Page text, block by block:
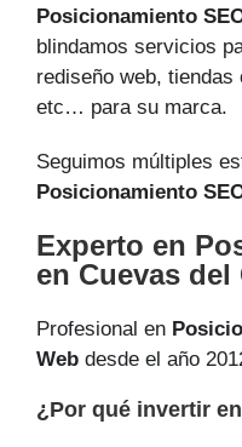
Posicionamiento
blindamos servicios
rediseño web,
etc… para su marca.
Seguimos múltiples
Posicionamiento
Experto en
en Cuevas del
Profesional en
Web desde el año
¿Por qué invertir